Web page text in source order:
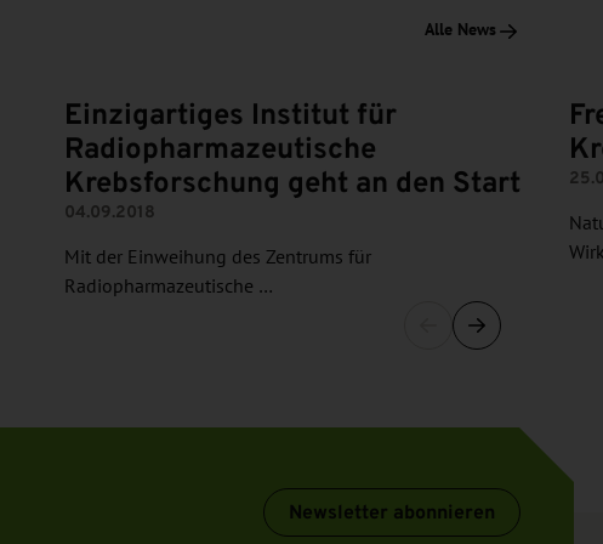
Alle News
Einzigartiges Institut für
Radiopharmazeutische
Krebsforschung geht an den Start
04.09.2018
Mit der Einweihung des Zentrums für
Radiopharmazeutische …
Newsletter abonnieren